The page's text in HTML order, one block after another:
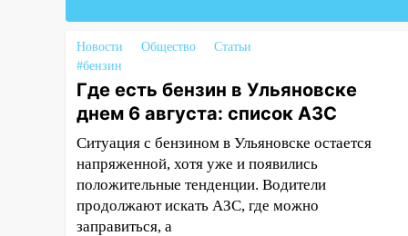
11:12 Соцсети: на Рябикова
автомобиль врезался в забор
10:27
Ульяновске днем 6 августа:
список АЗС
10:16 Внимание! В Ульяновской
области объявлена ракетная
опасность
10:00 В Старомайнском районе
Новости Общество
Статьи
#бензин
Где есть бензин в Ульяновске
днем 6 августа: список АЗС
Ситуация с бензином в Ульяновске остается
напряженной, хотя уже и появились
положительные тенденции. Водители
продолжают искать АЗС, где можно
заправиться, а